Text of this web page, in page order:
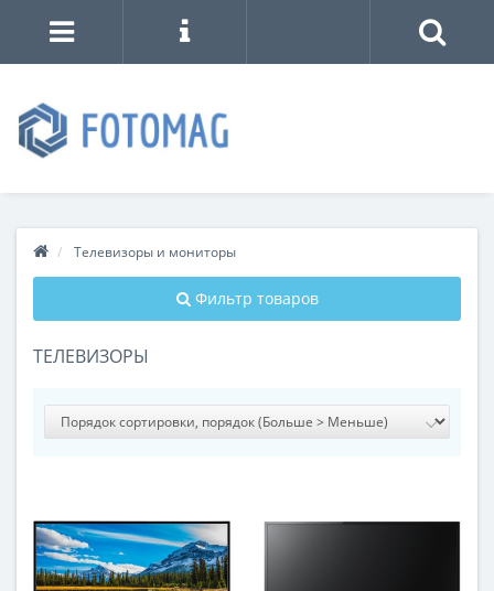
Телевизоры и мониторы
Фильтр товаров
ТЕЛЕВИЗОРЫ